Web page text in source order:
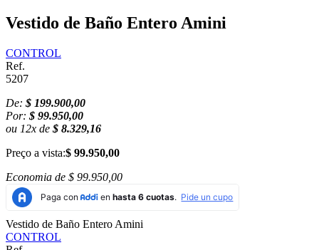
Vestido de Baño Entero Amini
CONTROL
Ref.
5207
De: $ 199.900,00
Por: $ 99.950,00
ou 12x de $ 8.329,16
Preço a vista:$ 99.950,00
Economia de $ 99.950,00
Vestido de Baño Entero Amini
CONTROL